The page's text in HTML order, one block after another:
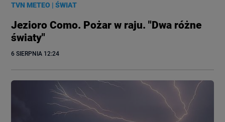
TVN METEO |ŚWIAT
Jezioro Como. Pożar w raju. "Dwa różne
światy"
6 SIERPNIA 12:24